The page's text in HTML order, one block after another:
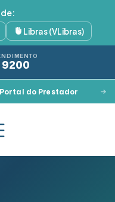
Libras (VLibras)
Portal do Prestador